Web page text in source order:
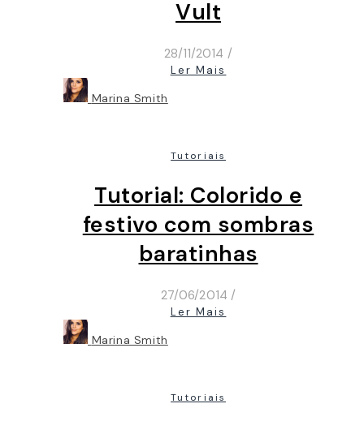
Vult
28/11/2014 /
Ler Mais
Marina Smith
Tutoriais
Tutorial: Colorido e
festivo com sombras
baratinhas
27/06/2014 /
Ler Mais
Marina Smith
Tutoriais